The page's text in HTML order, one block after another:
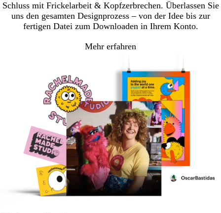
Schluss mit Frickelarbeit & Kopfzerbrechen. Überlassen Sie
uns den gesamten Designprozess – von der Idee bis zur
fertigen Datei zum Downloaden in Ihrem Konto.
Mehr erfahren